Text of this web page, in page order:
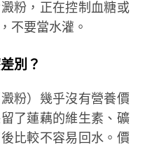
粉，正在控制血糖或
不要當水灌。
別？
粉）幾乎沒有營養價
了蓮藕的維生素、礦
比較不容易回水。價